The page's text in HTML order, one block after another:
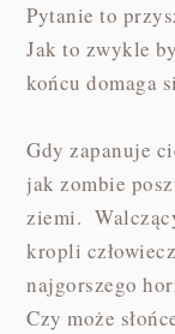
Pytanie to
Jak to zwykle
końcu domaga
Gdy zapanuje
jak zombie
ziemi.
kropli
najgorszego
Czy może